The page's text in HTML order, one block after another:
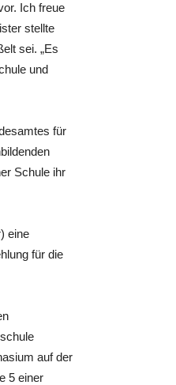
Ich freue
stellte
sei. „Es
und
für
Schule ihr
eine
für die
auf der
5 einer